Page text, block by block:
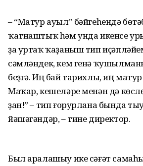
– “Матур ауыл” бәйгеһендә
ҡатнаштыҡ һәм унда икенсе
ҙа уртаҡ ҡаҙаныш тип
сәм­ләндек, кем генә
беҙгә. Иң бай тарихлы, иң
Маҡар, кеше­ләре менән дә
ҙан!” – тип ғорурлана бында
йәшәгәндәр, – тине директор.
Был аралашыу ике сәғәт